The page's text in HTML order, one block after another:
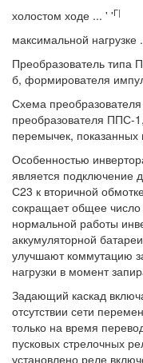
холостом ходе ... ' 'Г|
максимальной нагрузке
Преобразователь типа
б, формирователя
Схема
преобразователя ППС-
перемычек,
Особенностью
является подключение
С23 к вторичной
сокращает общее
нормальной работы
аккумуляторной
улучшают коммутацию
нагрузки в момент
Задающий каскад
отсутствии сети
только на время
пусковых стрелочных
установлено реле